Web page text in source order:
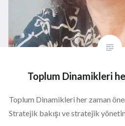
Toplum Dinamikleri
Toplum Dinamikleri her zaman
Stratejik bakışı ve stratejik